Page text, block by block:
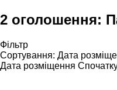
2 оголошення:
Фільтр
Сортування: Дата
Дата розміщення